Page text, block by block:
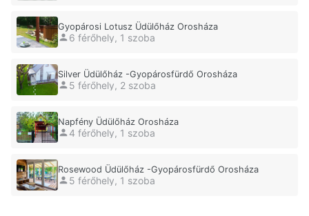
Gyopárosi Lotusz Üdülőház Orosháza
6 férőhely, 1 szoba
Silver Üdülőház -Gyopárosfürdő Orosháza
5 férőhely, 2 szoba
Napfény Üdülőház Orosháza
4 férőhely, 1 szoba
Rosewood Üdülőház -Gyopárosfürdő Orosháza
5 férőhely, 1 szoba